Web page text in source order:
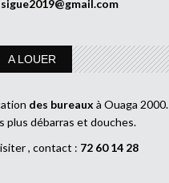
A LOUER
des bureaux à Ouaga 2000.
plus débarras et douches.
, contact : 72 60 14 28